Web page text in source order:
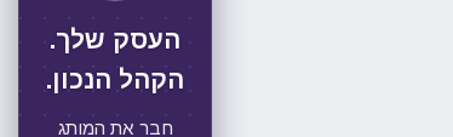
העסק שלך.
הקהל הנכון.
חבר את המותג